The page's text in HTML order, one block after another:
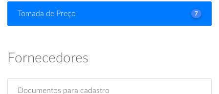
Tomada de Preço 7
Fornecedores
Documentos para cadastro